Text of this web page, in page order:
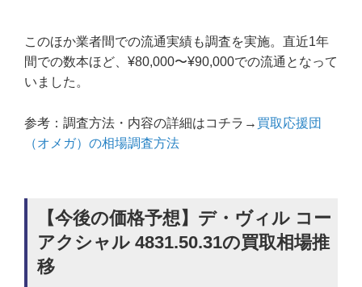
このほか業者間での流通実績も調査を実施。直近1年
間での数本ほど、¥80,000〜¥90,000での流通となって
いました。
参考：調査方法・内容の詳細はコチラ→ 買取応援団
（オメガ）の相場調査方法
【今後の価格予想】デ・ヴィル コー
アクシャル 4831.50.31の買取相場推
移